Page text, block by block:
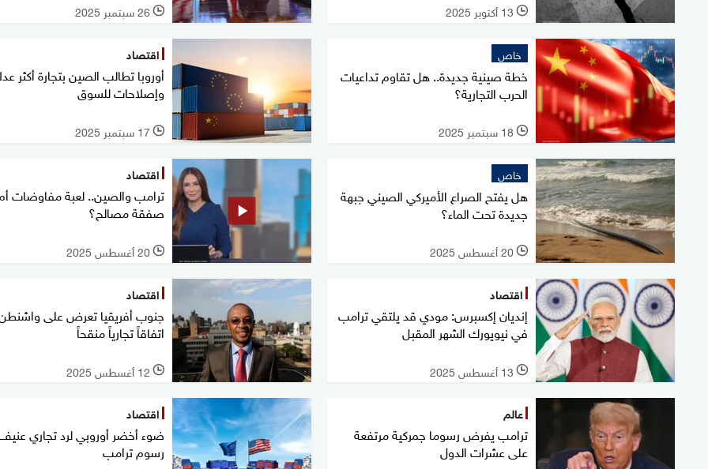
l 13 أكتوبر 2025 l 26 سبتمبر 2025
خاص
خطة صينية جديدة.. هل تقاوم تداعيات
الحرب التجارية؟
l 18 سبتمبر 2025
اقتصاد
أوروبا تطالب الصين بتجارة أكثر
وإصلاحات للسوق
l 17 سبتمبر 2025
خاص
هل يفتح الصراع الأميركي الصيني جبهة
جديدة تحت الماء؟
l 20 أغسطس 2025
اقتصاد
ترامب والصين.. لعبة مفاوضات
صفقة مصالح؟
l 20 أغسطس 2025
اقتصاد
إنديان إكسبرس: مودي قد يلتقي ترامب
في نيويورك الشهر المقبل
l 13 أغسطس 2025
اقتصاد
جنوب أفريقيا تعرض على
اتفاقاً تجارياً منقحاً
l 12 أغسطس 2025
عالم
ترامب يفرض رسوما جمركية مرتفعة
على عشرات الدول
اقتصاد
ضوء أخضر أوروبي لرد تجاري
رسوم ترامب